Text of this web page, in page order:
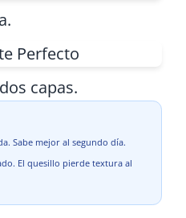
capas.
Sabe mejor al segundo día.
El quesillo pierde textura al